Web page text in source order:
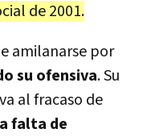
de 2001.
amilanarse por
su ofensiva. Su
al fracaso de
falta de